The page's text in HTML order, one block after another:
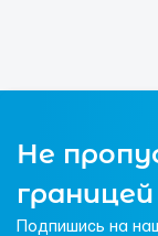
Не
границей
Подпишись на